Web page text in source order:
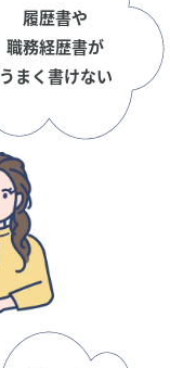
履歴書や
職務経歴書が
うまく書けない